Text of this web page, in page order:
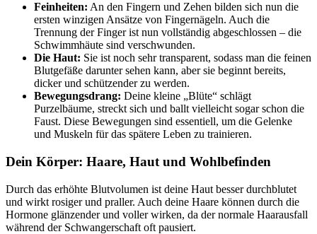
Feinheiten: An den Fingern und Zehen bilden sich nun die
ersten winzigen Ansätze von Fingernägeln. Auch die
Trennung der Finger ist nun vollständig abgeschlossen – die
Schwimmhäute sind verschwunden.
Die Haut: Sie ist noch sehr transparent, sodass man die feinen
Blutgefäße darunter sehen kann, aber sie beginnt bereits,
dicker und schützender zu werden.
Bewegungsdrang: Deine kleine „Blüte“ schlägt
Purzelbäume, streckt sich und ballt vielleicht sogar schon die
Faust. Diese Bewegungen sind essentiell, um die Gelenke
und Muskeln für das spätere Leben zu trainieren.
Dein Körper: Haare, Haut und Wohlbefinden
Durch das erhöhte Blutvolumen ist deine Haut besser durchblutet
und wirkt rosiger und praller. Auch deine Haare können durch die
Hormone glänzender und voller wirken, da der normale Haarausfall
während der Schwangerschaft oft pausiert.